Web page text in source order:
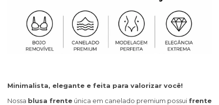
Minimalista, elegante e feita para valorizar você!
Nossa blusa frente única em canelado premium possui frente